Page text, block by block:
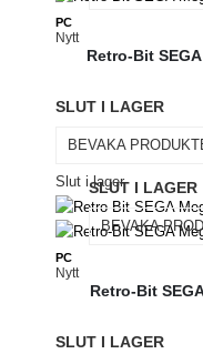
PC
Nytt
Retro-Bit
SLUT I LAGER
BEVAKA
Slut i lager
PC
Nytt
SLUT I LAGER
BEVAKA
Retro-Bit
SLUT I LAGER